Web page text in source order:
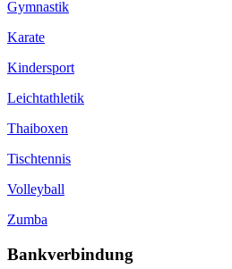
Gymnastik
Karate
Kindersport
Leichtathletik
Thaiboxen
Tischtennis
Volleyball
Zumba
Bankverbindung